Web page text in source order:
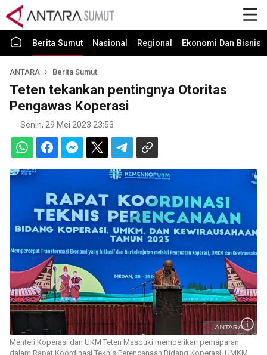
Berita Sumut Nasional Regional Ekonomi Dan Bisnis
ANTARA Berita Sumut
Teten tekankan pentingnya Otoritas
Pengawas Koperasi
Senin, 29 Mei 2023 23:53
Menteri Koperasi dan UKM Teten Masduki memberikan pemaparan
dalam Rapat Koordinasi Teknis Perencanaan Bidang Koperasi, UMKM